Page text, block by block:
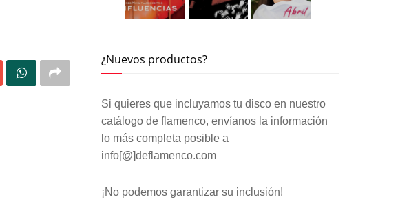
¿Nuevos productos?
Si quieres que incluyamos tu disco en nuestro
catálogo de flamenco, envíanos la información
lo más completa posible a
info[@]deflamenco.com
¡No podemos garantizar su inclusión!